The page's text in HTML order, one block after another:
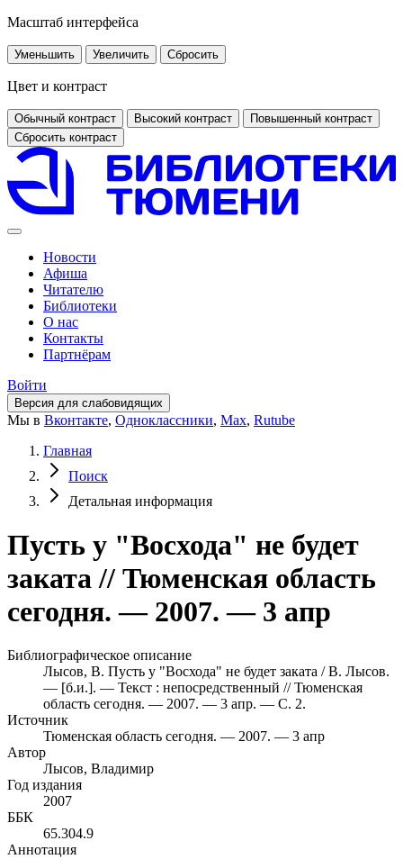
Масштаб интерфейса
Уменьшить Увеличить Сбросить
Цвет и контраст
Обычный контраст Высокий контраст
Повышенный контраст
Сбросить контраст
Новости
Афиша
Читателю
Библиотеки
О нас
Контакты
Партнёрам
Войти
Версия для слабовидящих
Мы в Вконтакте, Одноклассники, Max, Rutube
Главная
Поиск
Детальная информация
Пусть у "Восхода" не будет
заката // Тюменская область
сегодня. — 2007. — 3 апр
Библиографическое описание
Лысов, В. Пусть у "Восхода" не будет заката / В. Лысов.
— [б.и.]. — Текст : непосредственный // Тюменская
область сегодня. — 2007. — 3 апр. — С. 2.
Источник
Тюменская область сегодня. — 2007. — 3 апр
Автор
Лысов, Владимир
Год издания
2007
ББК
65.304.9
Аннотация